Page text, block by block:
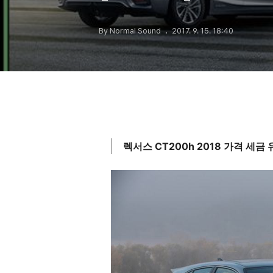
By Normal Sound 2017. 9. 15. 18:40
렉서스 CT200h 2018 가격 세금